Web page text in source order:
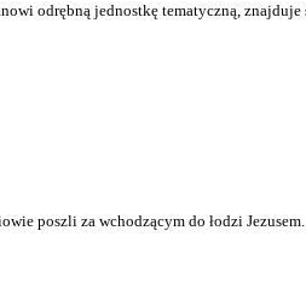
odrębną jednostkę tematyczną,
poszli za wchodzącym do łodzi